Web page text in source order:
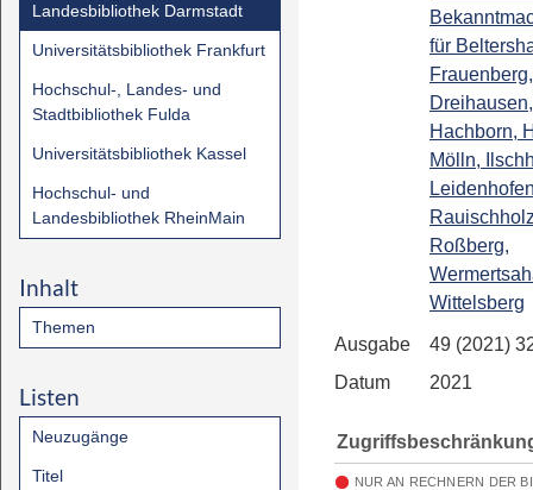
Landesbibliothek Darmstadt
Universitätsbibliothek Frankfurt
Hochschul-, Landes- und
Stadtbibliothek Fulda
Universitätsbibliothek Kassel
Hochschul- und
Landesbibliothek RheinMain
Inhalt
Themen
Listen
Neuzugänge
Titel
für
Frauenberg,
Hachborn,
Mölln,
Roßberg,
Wittelsberg
Ausgabe
49 (2021)
Datum
2021
NUR AN RECHNERN DER